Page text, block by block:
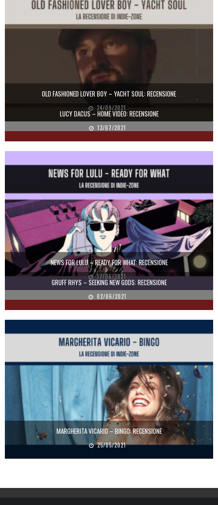
OLD FASHIONED LOVER BOY – YACHT SOUL: RECENSIONE
24/09/2021
LUCY DACUS – HOME VIDEO: RECENSIONE
13/07/2021
NEWS FOR LULU – READY FOR WHAT: RECENSIONE
17/06/2021
GRUFF RHYS – SEEKING NEW GODS: RECENSIONE
02/06/2021
MARGHERITA VICARIO – BINGO: RECENSIONE
25/05/2021